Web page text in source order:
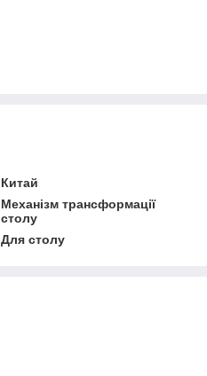
Китай
Механізм трансформації
столу
Для столу